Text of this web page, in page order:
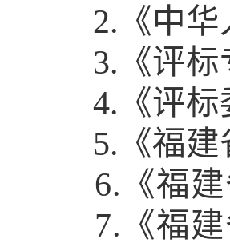
2. 《中
3. 《评
4. 《评
5. 《福
6. 《福
7. 《福